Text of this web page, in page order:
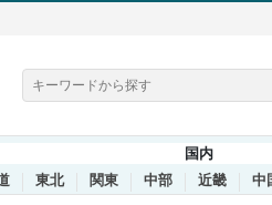
国内
東北 関東 中部 近畿 中